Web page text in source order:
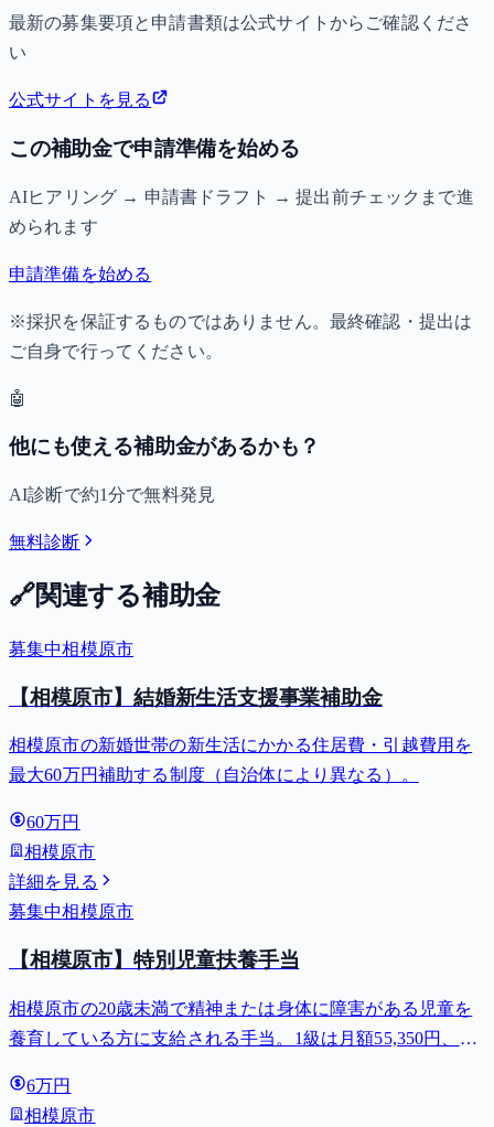
最新の募集要項と申請書類は公式サイトからご確認くださ
い
公式サイトを見る
この補助金で申請準備を始める
AIヒアリング → 申請書ドラフト → 提出前チェックまで進
められます
申請準備を始める
※採択を保証するものではありません。最終確認・提出は
ご自身で行ってください。
🤖
他にも使える補助金があるかも？
AI診断で約1分で無料発見
無料診断
🔗関連する補助金
募集中相模原市
【相模原市】結婚新生活支援事業補助金
相模原市の新婚世帯の新生活にかかる住居費・引越費用を
最大60万円補助する制度（自治体により異なる）。
60万円
相模原市
詳細を見る
募集中相模原市
【相模原市】特別児童扶養手当
相模原市の20歳未満で精神または身体に障害がある児童を
養育している方に支給される手当。1級は月額55,350円、2
6万円
相模原市